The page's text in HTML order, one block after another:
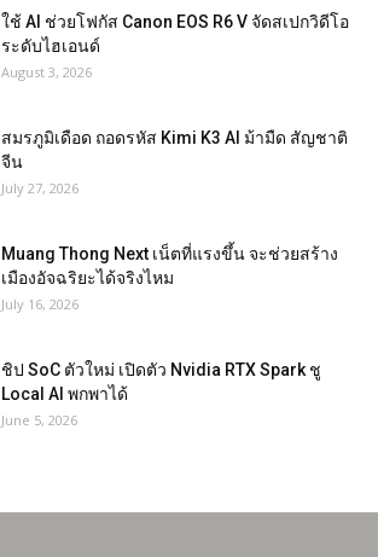
ใช้ AI ช่วยโฟกัส Canon EOS R6 V จัดสเปกวิดีโอ
ระดับไฮเอนด์
August 3, 2026
สมรภูมิเดือด ถอดรหัส Kimi K3 AI ม้ามืด สัญชาติ
จีน
July 27, 2026
Muang Thong Next เน็ตที่แรงขึ้น จะช่วยสร้าง
เมืองอัจฉริยะได้จริงไหม
July 16, 2026
ชิป SoC ตัวใหม่ เปิดตัว Nvidia RTX Spark ชู
Local AI พกพาได้
June 5, 2026